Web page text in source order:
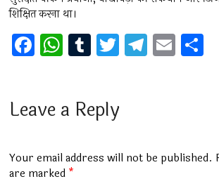
शिक्षित करना था।
F
a
b
o
W
h
s
p
T
u
bl
T
wi
er
T
el
m
E
m
Leave a Reply
Your email address will not be published.
are marked *